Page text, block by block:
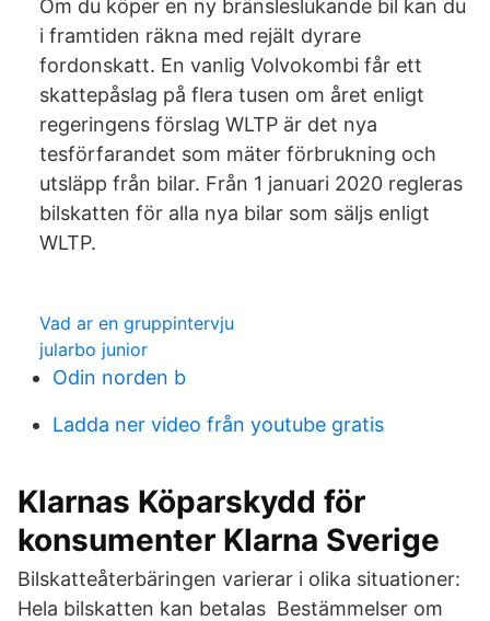
Om du köper en ny bränsleslukande bil kan du
i framtiden räkna med rejält dyrare
fordonskatt. En vanlig Volvokombi får ett
skattepåslag på flera tusen om året enligt
regeringens förslag WLTP är det nya
tesförfarandet som mäter förbrukning och
utsläpp från bilar. Från 1 januari 2020 regleras
bilskatten för alla nya bilar som säljs enligt
WLTP.
Vad ar en gruppintervju
jularbo junior
Odin norden b
Ladda ner video från youtube gratis
Klarnas Köparskydd för
konsumenter Klarna Sverige
Bilskatteåterbäringen varierar i olika situationer:
Hela bilskatten kan betalas Bestämmelser om